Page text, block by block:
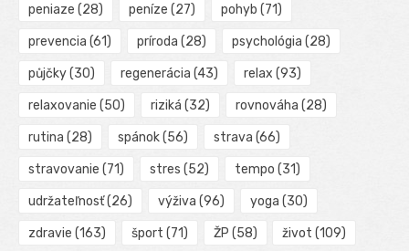
peniaze (28) peníze (27) pohyb (71)
prevencia (61) príroda (28) psychológia (28)
půjčky(30) regenerácia (43) relax (93)
relaxovanie (50) riziká (32) rovnováha (28)
rutina (28) spánok(56) strava (66)
stravovanie (71) stres (52) tempo (31)
udržateľnosť(26) výživa (96) yoga (30)
zdravie (163) šport (71) ŽP (58) život (109)